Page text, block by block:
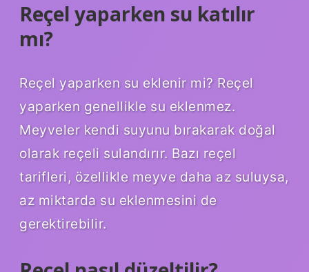
Reçel yaparken su katılır
mı?
Reçel yaparken su eklenir mi? Reçel
yaparken genellikle su eklenmez.
Meyveler kendi suyunu bırakarak doğal
olarak reçeli sulandırır. Bazı reçel
tarifleri, özellikle meyve daha az suluysa,
az miktarda su eklenmesini de
gerektirebilir.